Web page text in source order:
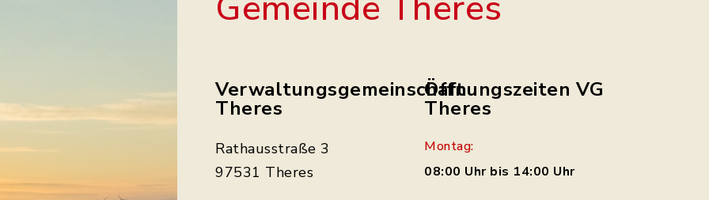
Verwaltungsgemeinschaft
Theres
Rathausstraße 3
97531 Theres
Öffnungszeiten VG
Theres
Montag:
08:00 Uhr bis 14:00 Uhr